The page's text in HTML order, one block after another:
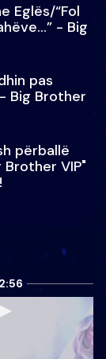
Eglës/“Fol
- Big
pas
Big Brother
përballë
VIP"